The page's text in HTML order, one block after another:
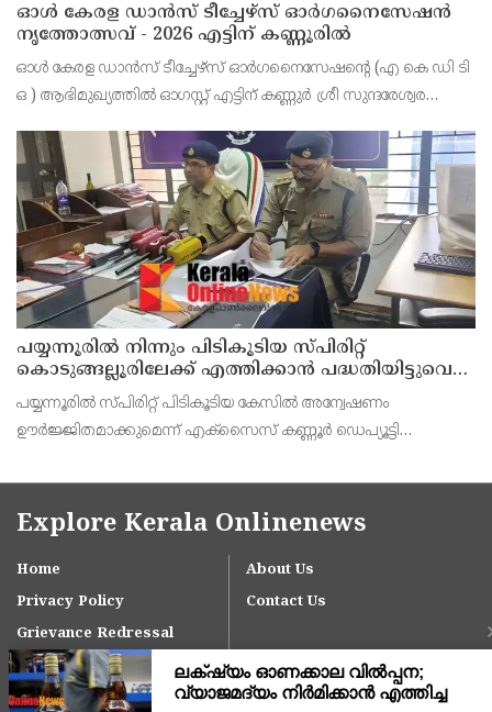
ഓൾ കേരള ഡാൻസ് ടീച്ചേഴ്സ് ഓർഗനൈസേഷൻ
നൃത്തോത്സവ് - 2026 എട്ടിന് കണ്ണൂരിൽ
ഓൾ കേരള ഡാൻസ് ടീച്ചേഴ്സ് ഓർഗനൈസേഷൻ്റെ (എ കെ ഡി ടി
ഒ ) ആഭിമുഖ്യത്തിൽ ഓഗസ്റ്റ് എട്ടിന് കണ്ണുർ ശ്രീ സുന്ദരേശ്വര
സംഘാടകർ കണ്ണൂർ പ്രസ് ക്ളബ്ബിൽ വാർത്താ സമ
പയ്യന്നൂരിൽ നിന്നും പിടികൂടിയ സ്പിരിറ്റ്
കൊടുങ്ങല്ലൂരിലേക്ക് എത്തിക്കാൻ പദ്ധതിയിട്ടുവെന്ന്
എക്സൈസ് ഡെപ്യൂട്ടി കമ്മിഷണർ
പയ്യന്നൂരിൽ സ്പിരിറ്റ് പിടികൂടിയ കേസിൽ അന്വേഷണം
ഊർജ്ജിതമാക്കുമെന്ന് എക്സൈസ് കണ്ണൂർ ഡെപ്യൂട്ടി
കമ്മീഷണർ പി. സജിത്ത് കുമാർ എന്നിവർ കണ്ണൂരിൽവാർത്താ
സമ്മേളനത്
Explore Kerala Onlinenews
Home
About Us
Privacy Policy
Contact Us
Grievance Redressal